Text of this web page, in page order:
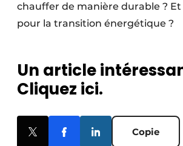
chauffer de manière durable ?
pour la transition énergétique ?
Un article
Cliquez ici.
Copie